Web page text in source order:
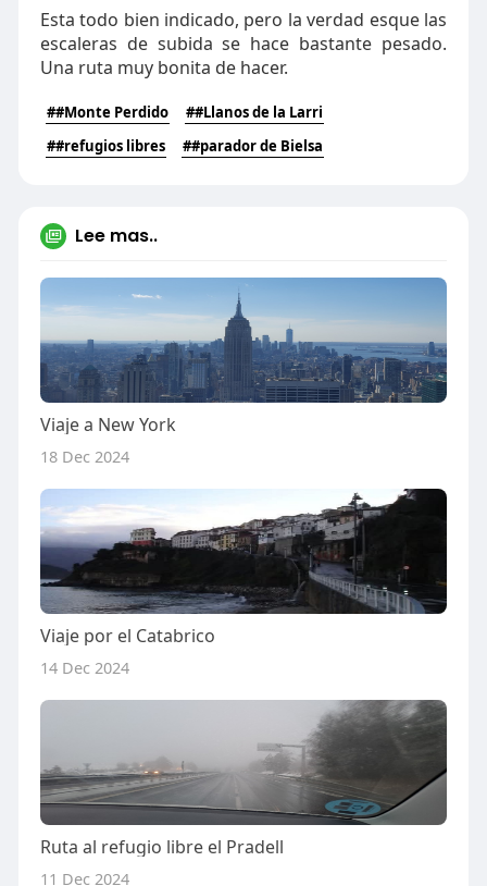
Esta todo bien indicado, pero la verdad esque las
escaleras de subida se hace bastante pesado.
Una ruta muy bonita de hacer.
##Monte Perdido
##Llanos de la Larri
##refugios libres
##parador de Bielsa
Lee mas..
Viaje a New York
18 Dec 2024
Viaje por el Catabrico
14 Dec 2024
Ruta al refugio libre el Pradell
11 Dec 2024